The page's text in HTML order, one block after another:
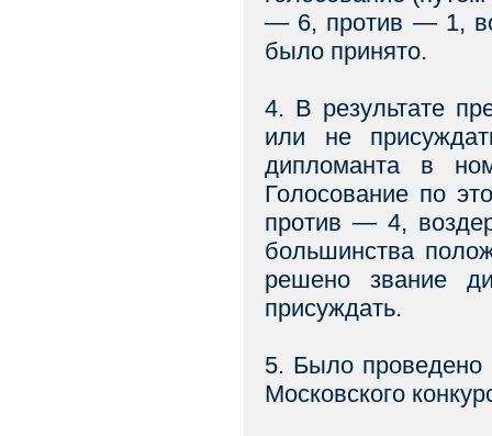
— 6, против — 1,
было принято.
4. В результате
или не
дипломанта в
Голосование по
против — 4,
большинства
решено звание
присуждать.
5. Было проведено
Московского